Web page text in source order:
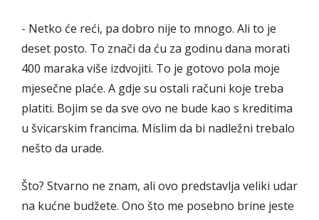
- Netko će reći, pa dobro nije to mnogo. Ali to je
deset posto. To znači da ću za godinu dana morati
400 maraka više izdvojiti. To je gotovo pola moje
mjesečne plaće. A gdje su ostali računi koje treba
platiti. Bojim se da sve ovo ne bude kao s kreditima
u švicarskim francima. Mislim da bi nadležni trebalo
nešto da urade.
Što? Stvarno ne znam, ali ovo predstavlja veliki udar
na kućne budžete. Ono što me posebno brine jeste